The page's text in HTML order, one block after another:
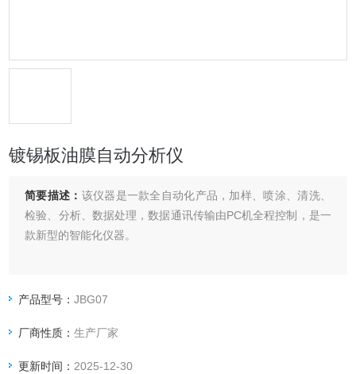
镀锡板油膜自动分析仪
简要描述： 该仪器是一款全自动化产品，加样、喷涂、清洗、
检验、分析、数据处理，数据通讯传输由PC机全程控制，是一
款新型的智能化仪器。
产品型号：JBG07
厂商性质：生产厂家
更新时间： 2025-12-30